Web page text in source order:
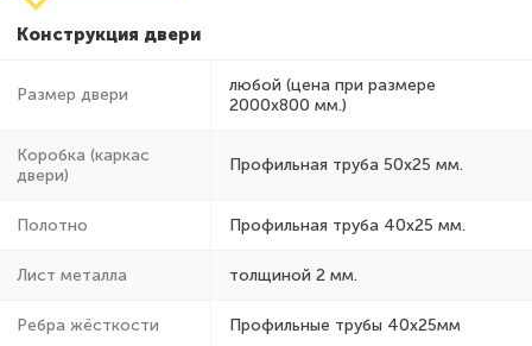
Конструкция двери
Размер двери
любой (цена при размере
2000x800 мм.)
Коробка (каркас
двери)
Профильная труба 50х25 мм.
Полотно Профильная труба 40х25 мм.
Лист металла толщиной 2 мм.
Ребра жёсткости Профильные трубы 40х25мм